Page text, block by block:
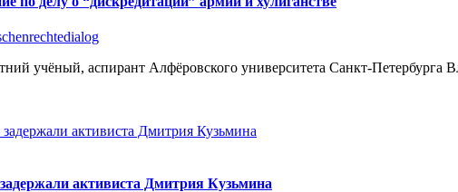
учёный, аспирант Алфёровского университета Санкт-
активиста Дмитрия Кузьмина